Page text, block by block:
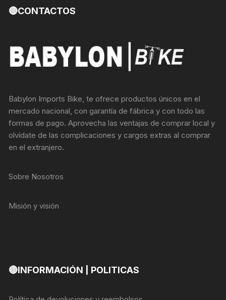
🔴CONTACTOS
Babylon Imports Bike, te ofrece productos únicos en el
mercado nacional, con garantía de fábrica y con todo las
formas de pago. Aprovecha las ventajas de comprar local y
olvídate de las complicaciones y cargos extras al comprar
en el extranjero.
Sobre Nosotros
Misión y visión
🔴INFORMACIÓN | POLITICAS